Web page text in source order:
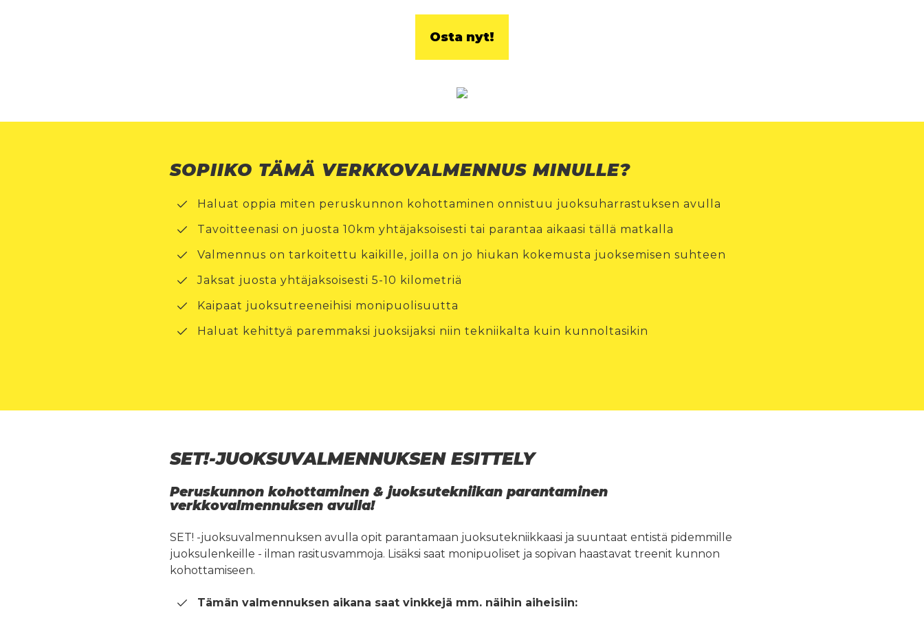
Osta nyt!
SOPIIKO TÄMÄ VERKKOVALMENNUS MINULLE?
Haluat oppia miten peruskunnon kohottaminen onnistuu juoksuharrastuksen avulla
Tavoitteenasi on juosta 10km yhtäjaksoisesti tai parantaa aikaasi tällä matkalla
Valmennus on tarkoitettu kaikille, joilla on jo hiukan kokemusta juoksemisen suhteen
Jaksat juosta yhtäjaksoisesti 5-10 kilometriä
Kaipaat juoksutreeneihisi monipuolisuutta
Haluat kehittyä paremmaksi juoksijaksi niin tekniikalta kuin kunnoltasikin
SET!-JUOKSUVALMENNUKSEN ESITTELY
Peruskunnon kohottaminen & juoksutekniikan parantaminen
verkkovalmennuksen avulla!
SET! -juoksuvalmennuksen avulla opit parantamaan juoksutekniikkaasi ja suuntaat entistä pidemmille
juoksulenkeille - ilman rasitusvammoja. Lisäksi saat monipuoliset ja sopivan haastavat treenit kunnon
kohottamiseen.
Tämän valmennuksen aikana saat vinkkejä mm. näihin aiheisiin: